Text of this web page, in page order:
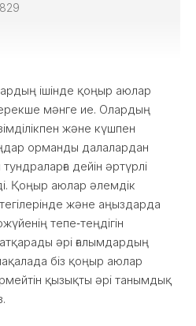
829
ішінде қоңыр аюлар
мәнге ие. Олардың
және күшпен
орманды далалардан
дейін әртүрлі
Қоңыр аюлар әлемдік
және аңыздарда
тепе‑теңдігін
әрі ғалымдардың
біз қоңыр аюлар
қызықты әрі танымдық